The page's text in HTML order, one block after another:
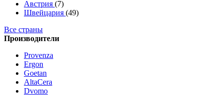
Австрия (7)
Швейцария (49)
Все страны
Производители
Provenza
Ergon
Goetan
AltaСera
Dvomo